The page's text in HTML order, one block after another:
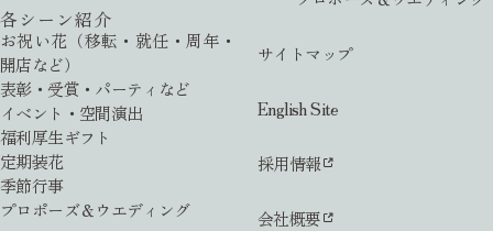
各シーン紹介
お祝い花（移転・就任・周年・
開店など）
表彰・受賞・パーティなど
イベント・空間演出
福利厚生ギフト
定期装花
季節行事
プロポーズ＆ウエディング
サイトマップ
English Site
採用情報
会社概要